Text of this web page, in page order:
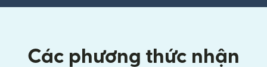
Các phương thức nhận